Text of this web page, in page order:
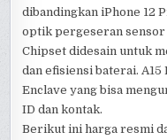
dibandingkan iPhone 12
optik pergeseran sensor
Chipset didesain untuk
dan efisiensi baterai.
Enclave yang bisa
ID dan kontak.
Berikut ini harga resmi